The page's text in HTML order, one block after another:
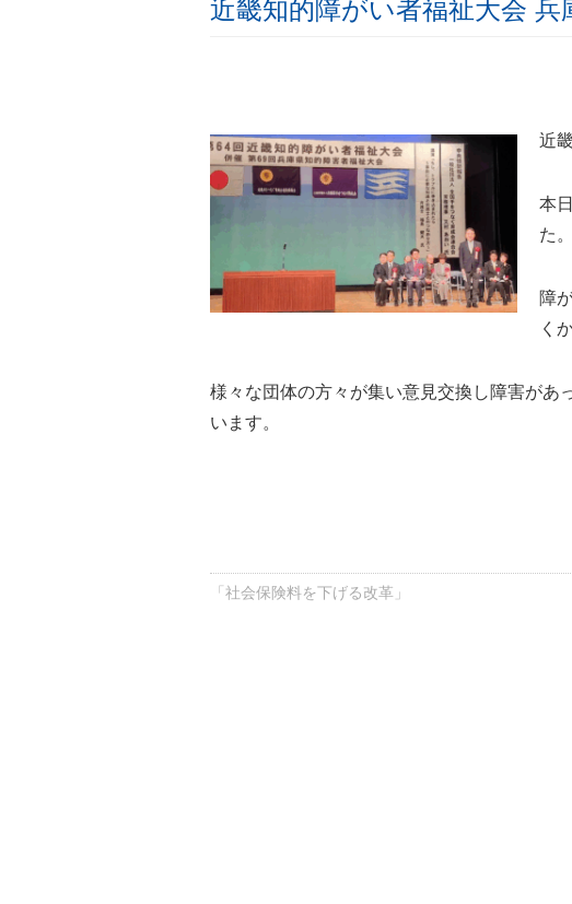
近畿知的障がい者福祉大会 兵
近
本
た。
障
く
様々な団体の方々が集い意見交換し障害があ
います。
「社会保険料を下げる改革」